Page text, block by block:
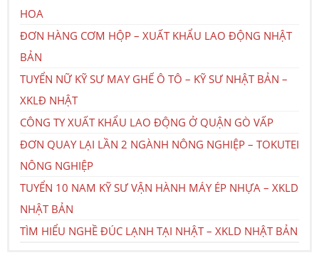
HOA
ĐƠN HÀNG CƠM HỘP – XUẤT KHẨU LAO ĐỘNG NHẬT
BẢN
TUYỂN NỮ KỸ SƯ MAY GHẾ Ô TÔ – KỸ SƯ NHẬT BẢN –
XKLĐ NHẬT
CÔNG TY XUẤT KHẨU LAO ĐỘNG Ở QUẬN GÒ VẤP
ĐƠN QUAY LẠI LẦN 2 NGÀNH NÔNG NGHIỆP – TOKUTEI
NÔNG NGHIỆP
TUYỂN 10 NAM KỸ SƯ VẬN HÀNH MÁY ÉP NHỰA – XKLD
NHẬT BẢN
TÌM HIỂU NGHỀ ĐÚC LẠNH TẠI NHẬT – XKLD NHẬT BẢN